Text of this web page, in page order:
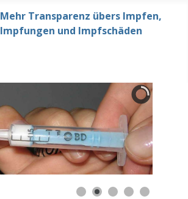
Mehr Transparenz übers Impfen,
Impfungen und Impfschäden